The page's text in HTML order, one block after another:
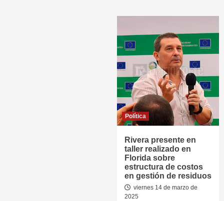
Política
Rivera presente en
taller realizado en
Florida sobre
estructura de costos
en gestión de residuos
viernes 14 de marzo de
2025